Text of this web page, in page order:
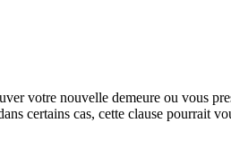
votre nouvelle demeure ou vous
certains cas, cette clause pourrait